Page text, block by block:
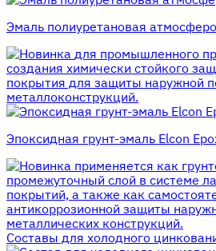
Эмаль полиуретановая
для промышленного
создания химически стойкого
покрытия для защиты наружной
металлоконструкций.
Эпоксидная грунт-эмаль Elcon
применяется как
промежуточный слой в системе
покрытий, а также как
антикоррозионной защиты
металлических конструкций.
Составы для холодного